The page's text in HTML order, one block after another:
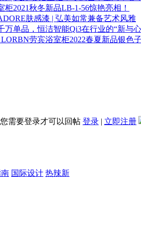
柜2021秋冬新品LB-1-56惊艳亮相！
肤感漆 | 弘美如常兼备艺术风雅
万单品，恒洁智能Qi3在行业的“新与
劳宾浴室柜2022春夏新品银色
您需要登录才可以回帖 登录 | 立即注册
国际设计 热辣新